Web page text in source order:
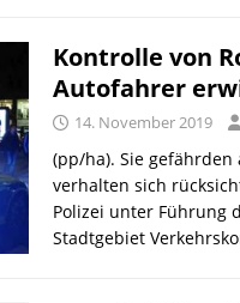
Kontrolle von
Autofahrer
14. November 2019
(pp/ha). Sie
verhalten sich
Polizei unter Führung
Stadtgebiet